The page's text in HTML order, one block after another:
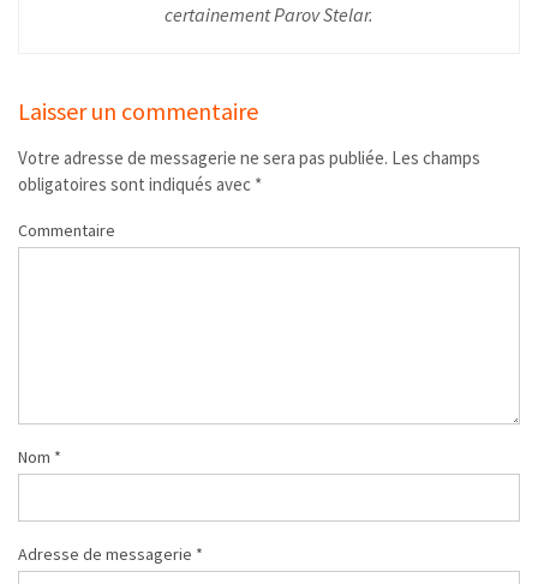
certainement Parov Stelar.
Laisser un commentaire
Votre adresse de messagerie ne sera pas publiée. Les champs
obligatoires sont indiqués avec *
Commentaire
Nom *
Adresse de messagerie *